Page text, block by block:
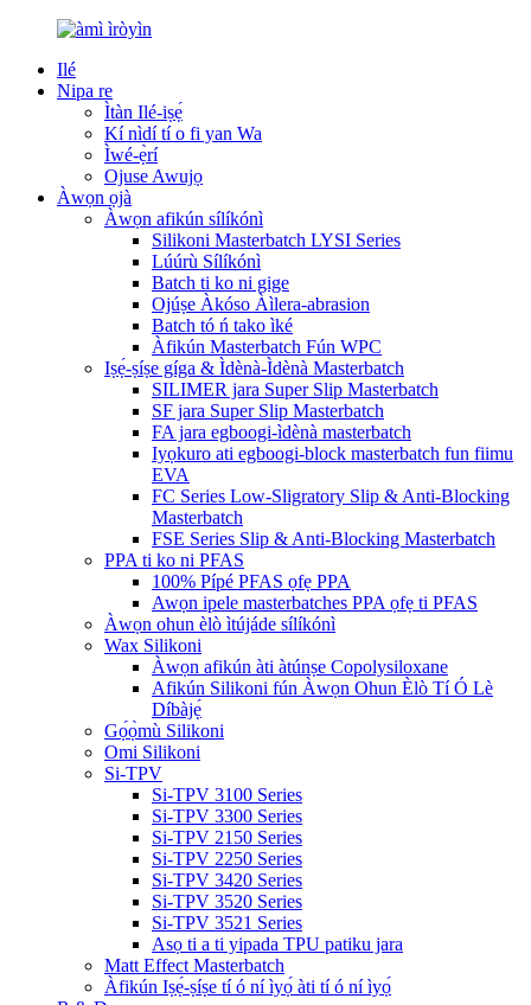
Ilé
Nipa re
Ìtàn Ilé-iṣẹ́
Kí nìdí tí o fi yan Wa
Ìwé-ẹ̀rí
Ojuse Awujọ
Àwọn ọjà
Àwọn afikún sílíkónì
Silikoni Masterbatch LYSI Series
Lúúrù Sílíkónì
Batch ti ko ni gige
Ojúṣe Àkóso Àìlera-abrasion
Batch tó ń tako ìké
Àfikún Masterbatch Fún WPC
Iṣẹ́-ṣíṣe gíga & Ìdènà-Ìdènà Masterbatch
SILIMER jara Super Slip Masterbatch
SF jara Super Slip Masterbatch
FA jara egboogi-ìdènà masterbatch
Iyọkuro ati egboogi-block masterbatch fun fiimu
EVA
FC Series Low-Sligratory Slip & Anti-Blocking
Masterbatch
FSE Series Slip & Anti-Blocking Masterbatch
PPA ti ko ni PFAS
100% Pípé PFAS ọfẹ PPA
Awọn ipele masterbatches PPA ọfẹ ti PFAS
Àwọn ohun èlò ìtújáde sílíkónì
Wax Silikoni
Àwọn afikún àti àtúnṣe Copolysiloxane
Afikún Silikoni fún Àwọn Ohun Èlò Tí Ó Lè
Díbàjẹ́
Gọ́ọ̀mù Silikoni
Omi Silikoni
Si-TPV
Si-TPV 3100 Series
Si-TPV 3300 Series
Si-TPV 2150 Series
Si-TPV 2250 Series
Si-TPV 3420 Series
Si-TPV 3520 Series
Si-TPV 3521 Series
Asọ ti a ti yipada TPU patiku jara
Matt Effect Masterbatch
Àfikún Iṣẹ́-ṣíṣe tí ó ní ìyọ́ àti tí ó ní ìyọ́